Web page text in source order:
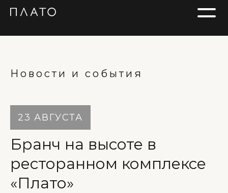
Новости и события
23 АВГУСТА
Бранч на высоте в
ресторанном комплексе
«Плато»